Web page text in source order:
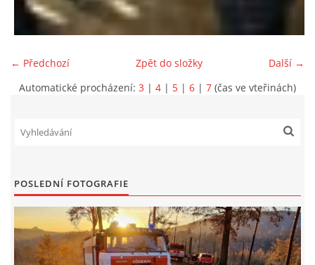
← Předchozí Další →
Zpět do složky
Automatické procházení: 3 | 4 | 5 | 6 | 7 (čas ve vteřinách)
POSLEDNÍ FOTOGRAFIE